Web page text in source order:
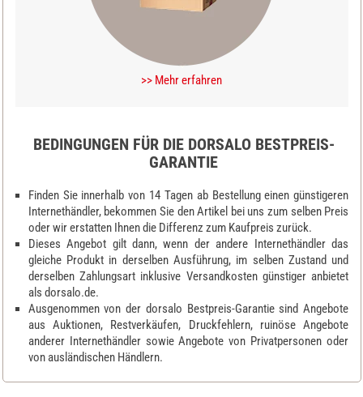
>> Mehr erfahren
BEDINGUNGEN FÜR DIE DORSALO BESTPREIS-
GARANTIE
Finden Sie innerhalb von 14 Tagen ab Bestellung einen günstigeren
Internethändler, bekommen Sie den Artikel bei uns zum selben Preis
oder wir erstatten Ihnen die Differenz zum Kaufpreis zurück.
Dieses Angebot gilt dann, wenn der andere Internethändler das
gleiche Produkt in derselben Ausführung, im selben Zustand und
derselben Zahlungsart inklusive Versandkosten günstiger anbietet
als dorsalo.de.
Ausgenommen von der dorsalo Bestpreis-Garantie sind Angebote
aus Auktionen, Restverkäufen, Druckfehlern, ruinöse Angebote
anderer Internethändler sowie Angebote von Privatpersonen oder
von ausländischen Händlern.